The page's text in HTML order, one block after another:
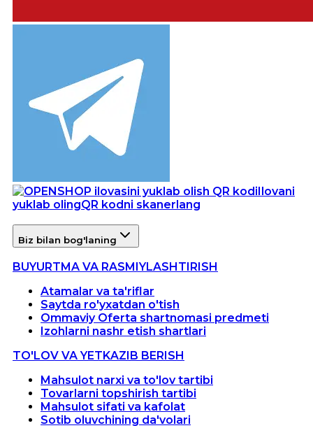
Ilovani
yuklab olingQR kodni skanerlang
Biz bilan bog'laning
BUYURTMA VA RASMIYLASHTIRISH
Atamalar va ta'riflar
Saytda ro'yxatdan o'tish
Ommaviy Oferta shartnomasi predmeti
Izohlarni nashr etish shartlari
TO'LOV VA YETKAZIB BERISH
Mahsulot narxi va to'lov tartibi
Tovarlarni topshirish tartibi
Mahsulot sifati va kafolat
Sotib oluvchining da'volari